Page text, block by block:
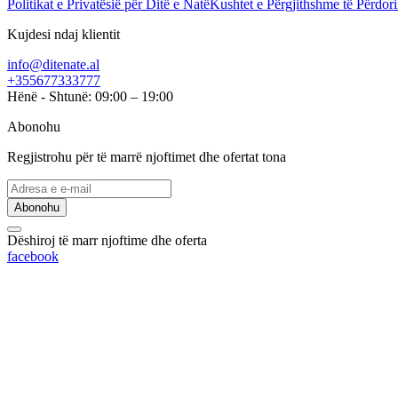
Politikat e Privatësië për Ditë e NatëKushtet e Përgjithshme të
Kujdesi ndaj klientit
info@ditenate.al
+355677333777
Hënë - Shtunë: 09:00 – 19:00
Abonohu
Regjistrohu për të marrë njoftimet dhe ofertat tona
Abonohu
Dëshiroj të marr njoftime dhe oferta
facebook